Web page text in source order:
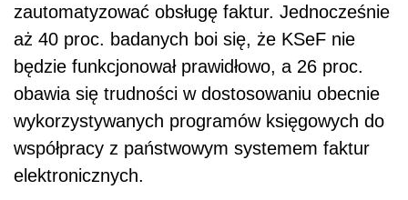
zautomatyzować obsługę faktur. Jednocześnie
aż 40 proc. badanych boi się, że KSeF nie
będzie funkcjonował prawidłowo, a 26 proc.
obawia się trudności w dostosowaniu obecnie
wykorzystywanych programów księgowych do
współpracy z państwowym systemem faktur
elektronicznych.